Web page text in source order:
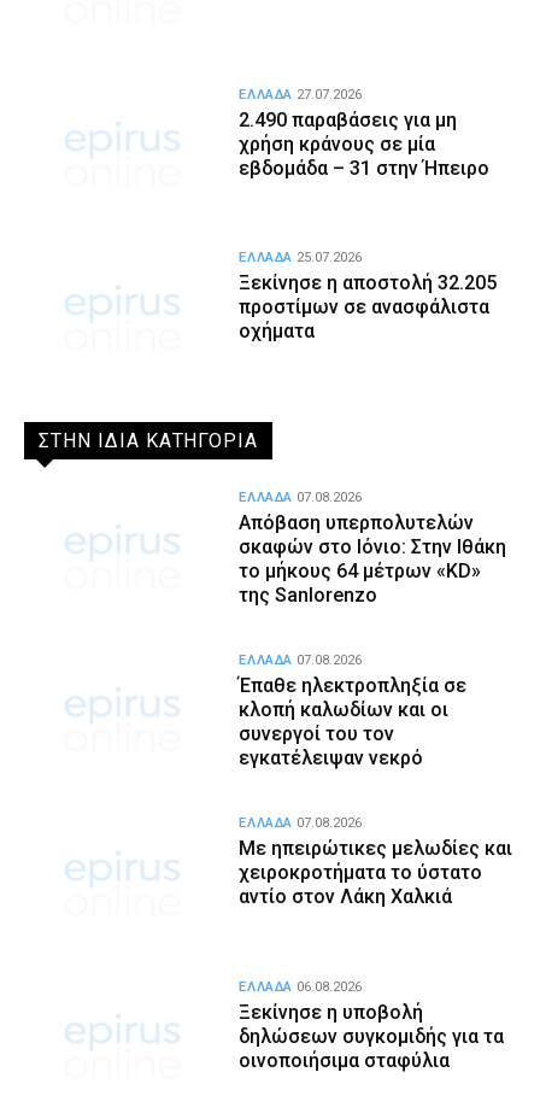
2.490 παραβάσεις για μη
χρήση κράνους σε μία
εβδομάδα – 31 στην Ήπειρο
ΕΛΛΑΔΑ 27.07.2026
Ξεκίνησε η αποστολή 32.205
προστίμων σε ανασφάλιστα
οχήματα
ΕΛΛΑΔΑ 25.07.2026
ΣΤΗΝ ΙΔΙΑ ΚΑΤΗΓΟΡΙΑ
Απόβαση υπερπολυτελών
σκαφών στο Ιόνιο: Στην Ιθάκη
το μήκους 64 μέτρων «KD»
της Sanlorenzo
ΕΛΛΑΔΑ 07.08.2026
Έπαθε ηλεκτροπληξία σε
κλοπή καλωδίων και οι
συνεργοί του τον
εγκατέλειψαν νεκρό
ΕΛΛΑΔΑ 07.08.2026
Με ηπειρώτικες μελωδίες και
χειροκροτήματα το ύστατο
αντίο στον Λάκη Χαλκιά
ΕΛΛΑΔΑ 07.08.2026
Ξεκίνησε η υποβολή
δηλώσεων συγκομιδής για τα
οινοποιήσιμα σταφύλια
ΕΛΛΑΔΑ 06.08.2026